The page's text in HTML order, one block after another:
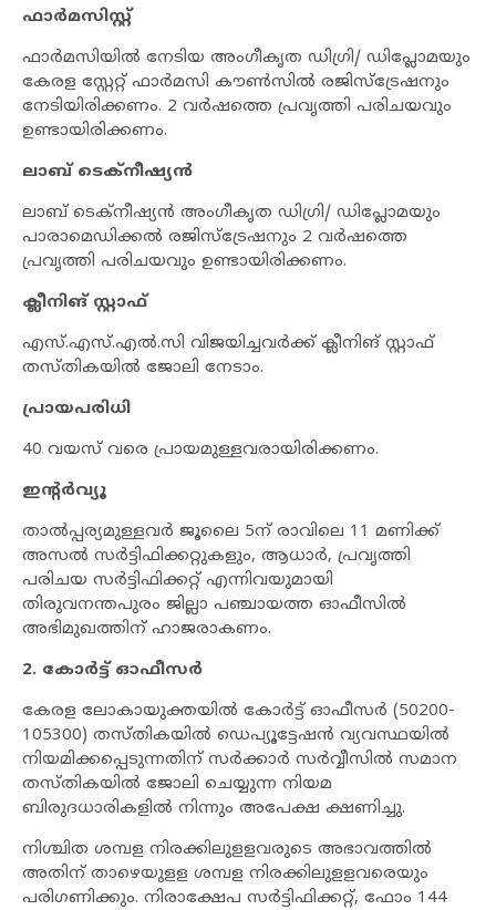
ഫാർമസിസ്റ്റ്
ഫാർമസിയിൽ നേടിയ അംഗീകൃത ഡിഗ്രി/ ഡിപ്ലോമയും
കേരള സ്റ്റേറ്റ് ഫാർമസി കൗൺസിൽ രജിസ്ട്രേഷനും
നേടിയിരിക്കണം. 2 വർഷത്തെ പ്രവൃത്തി പരിചയവും
ഉണ്ടായിരിക്കണം.
ലാബ് ടെക്നീഷ്യൻ
ലാബ് ടെക്നീഷ്യൻ അംഗീകൃത ഡിഗ്രി/ ഡിപ്ലോമയും
പാരാമെഡിക്കൽ രജിസ്ട്രേഷനും 2 വർഷത്തെ
പ്രവൃത്തി പരിചയവും ഉണ്ടായിരിക്കണം.
ക്ലീനിങ് സ്റ്റാഫ്
എസ്.എസ്.എൽ.സി വിജയിച്ചവർക്ക് ക്ലീനിങ് സ്റ്റാഫ്
തസ്തികയിൽ ജോലി നേടാം.
പ്രായപരിധി
40 വയസ് വരെ പ്രായമുള്ളവരായിരിക്കണം.
ഇന്റർവ്യൂ
താൽപ്പര്യമുള്ളവർ ജൂലൈ 5ന് രാവിലെ 11 മണിക്ക്
അസൽ സർട്ടിഫിക്കറ്റുകളും, ആധാർ, പ്രവൃത്തി
പരിചയ സർട്ടിഫിക്കറ്റ് എന്നിവയുമായി
തിരുവനന്തപുരം ജില്ലാ പഞ്ചായത്ത ഓഫീസിൽ
അഭിമുഖത്തിന് ഹാജരാകണം.
2. കോർട്ട് ഓഫീസർ
കേരള ലോകായുക്തയിൽ കോർട്ട് ഓഫീസർ (50200-
105300) തസ്തികയിൽ ഡെപ്യൂട്ടേഷൻ വ്യവസ്ഥയിൽ
നിയമിക്കപ്പെടുന്നതിന് സർക്കാർ സർവ്വീസിൽ സമാന
തസ്തികയിൽ ജോലി ചെയ്യുന്ന നിയമ
ബിരുദധാരികളിൽ നിന്നും അപേക്ഷ ക്ഷണിച്ചു.
നിശ്ചിത ശമ്പള നിരക്കിലുളളവരുടെ അഭാവത്തിൽ
അതിന് താഴെയുളള ശമ്പള നിരക്കിലുളളവരെയും
പരിഗണിക്കും. നിരാക്ഷേപ സർട്ടിഫിക്കറ്റ്, ഫോം 144